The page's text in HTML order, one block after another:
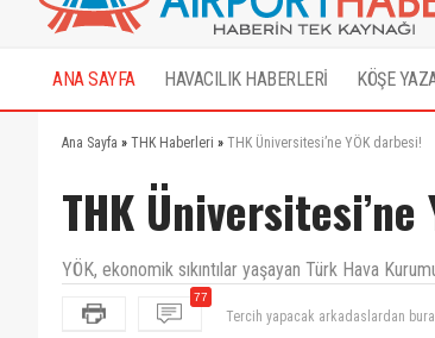
ANA SAYFA HAVACILIK HABERLERİ KÖŞE
Ana Sayfa » THK Haberleri » THK Üniversitesi’ne YÖK darbesi!
THK
YÖK, ekonomik sıkıntılar yaşayan Türk Hava
77
bekir her şeyi bilir ama işler mafiş